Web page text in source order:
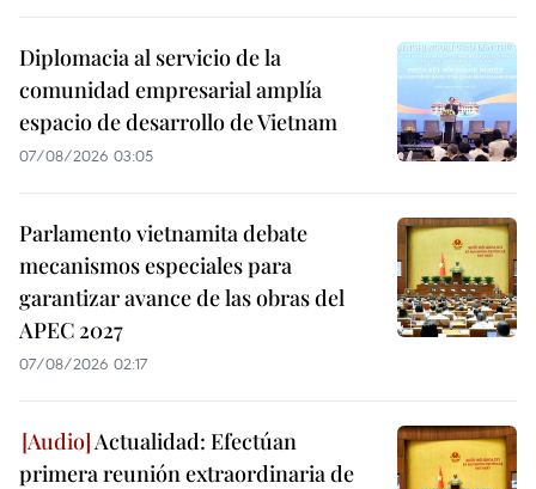
Diplomacia al servicio de la
comunidad empresarial amplía
espacio de desarrollo de Vietnam
07/08/2026 03:05
Parlamento vietnamita debate
mecanismos especiales para
garantizar avance de las obras del
APEC 2027
07/08/2026 02:17
Actualidad: Efectúan
primera reunión extraordinaria de